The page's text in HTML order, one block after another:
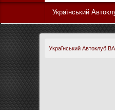
Український
Український Автоклуб